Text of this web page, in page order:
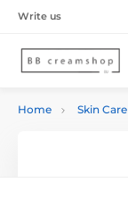
Write us
Home Skin Care